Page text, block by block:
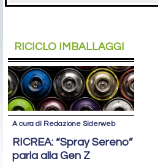
RICICLO IMBALLAGGI
A cura di Redazione Siderweb
RICREA: “Spray Sereno”
parla alla Gen Z